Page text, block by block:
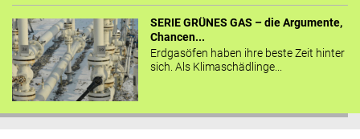
SERIE GRÜNES GAS – die Argumente,
Chancen...
Erdgasöfen haben ihre beste Zeit hinter
sich. Als Klimaschädlinge...